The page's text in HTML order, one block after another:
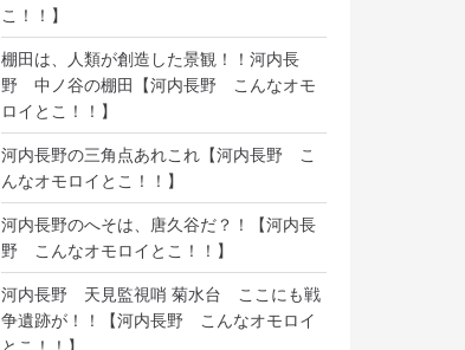
こ！！】
棚田は、人類が創造した景観！！河内長
野 中ノ谷の棚田【河内長野 こんなオモ
ロイとこ！！】
河内長野の三角点あれこれ【河内長野 こ
んなオモロイとこ！！】
河内長野のへそは、唐久谷だ？！【河内長
野 こんなオモロイとこ！！】
河内長野 天見監視哨 菊水台 ここにも戦
争遺跡が！！【河内長野 こんなオモロイ
とこ！！】